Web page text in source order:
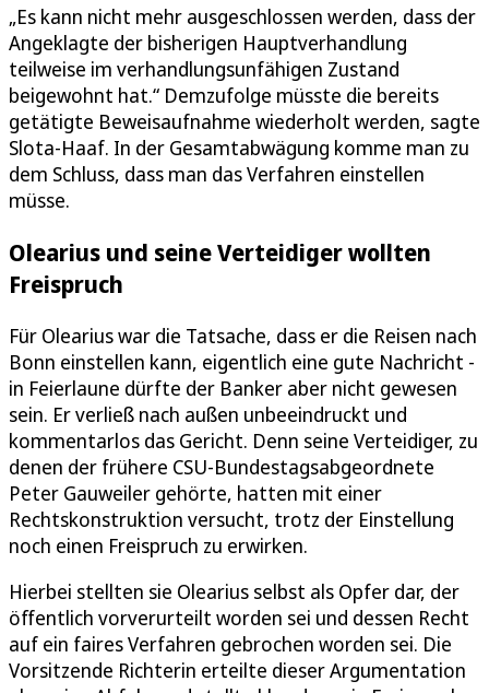
„Es kann nicht mehr ausgeschlossen werden, dass der
Angeklagte der bisherigen Hauptverhandlung
teilweise im verhandlungsunfähigen Zustand
beigewohnt hat.“ Demzufolge müsste die bereits
getätigte Beweisaufnahme wiederholt werden, sagte
Slota-Haaf. In der Gesamtabwägung komme man zu
dem Schluss, dass man das Verfahren einstellen
müsse.
Olearius und seine Verteidiger wollten
Freispruch
Für Olearius war die Tatsache, dass er die Reisen nach
Bonn einstellen kann, eigentlich eine gute Nachricht -
in Feierlaune dürfte der Banker aber nicht gewesen
sein. Er verließ nach außen unbeeindruckt und
kommentarlos das Gericht. Denn seine Verteidiger, zu
denen der frühere CSU-Bundestagsabgeordnete
Peter Gauweiler gehörte, hatten mit einer
Rechtskonstruktion versucht, trotz der Einstellung
noch einen Freispruch zu erwirken.
Hierbei stellten sie Olearius selbst als Opfer dar, der
öffentlich vorverurteilt worden sei und dessen Recht
auf ein faires Verfahren gebrochen worden sei. Die
Vorsitzende Richterin erteilte dieser Argumentation